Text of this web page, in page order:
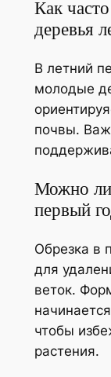
Как
деревья
В летний
молодые
почвы.
Можно ли
первый
Обрезка в
для
веток.
чтобы
растения.